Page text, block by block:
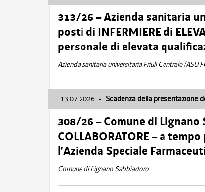
313/26 – Azienda sanitaria
posti di INFERMIERE di
personale di elevata
Azienda sanitaria universitaria Friuli Centrale (ASU
13.07.2026 - Scadenza della presentazione
308/26 – Comune di Lignano
COLLABORATORE – a
l’Azienda Speciale
Comune di Lignano Sabbiadoro